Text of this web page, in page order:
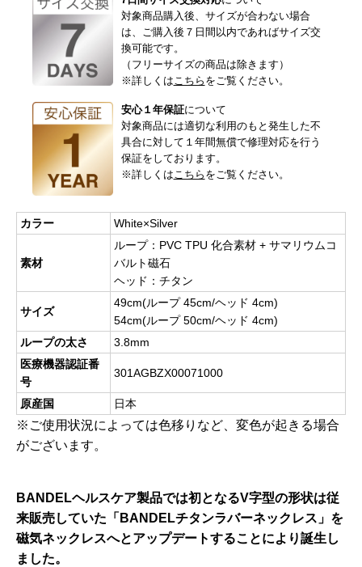
対象商品購入後、サイズが合わない場合
は、ご購入後７日間以内であればサイズ交
換可能です。
（フリーサイズの商品は除きます）
※詳しくはこちら をご覧ください。
安心１年保証について
対象商品には適切な利用のもと発生した不
具合に対して１年間無償で修理対応を行う
保証をしております。
※詳しくはこちら をご覧ください。
カラー White×Silver
素材
ループ：PVC TPU 化合素材 + サマリウムコ
バルト磁石
ヘッド：チタン
サイズ
49cm(ループ 45cm/ヘッド 4cm)
54cm(ループ 50cm/ヘッド 4cm)
ループの太さ
3.8mm
医療機器認証番
号
301AGBZX00071000
原産国 日本
※ご使用状況によっては色移りなど、変色が起きる場合
がございます。
BANDELヘルスケア製品では初となるV字型の形状は従
来販売していた「BANDELチタンラバーネックレス」を
磁気ネックレスへとアップデートすることにより誕生し
ました。